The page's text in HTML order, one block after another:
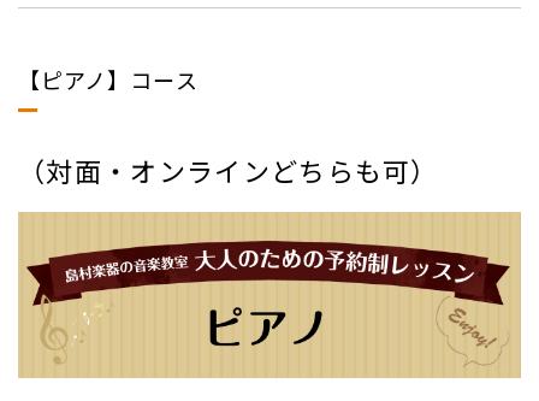
【ピアノ】コース
（対面・オンラインどちらも可）